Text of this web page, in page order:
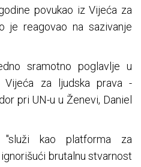
povukao iz Vijeća za
je reagovao na sazivanje
sramotno poglavlje u
Vijeća za ljudska prava -
pri UN-u u Ženevi, Daniel
kao platforma za
brutalnu stvarnost